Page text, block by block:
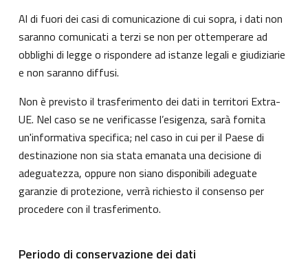
Al di fuori dei casi di comunicazione di cui sopra, i dati non
saranno comunicati a terzi se non per ottemperare ad
obblighi di legge o rispondere ad istanze legali e giudiziarie
e non saranno diffusi.
Non è previsto il trasferimento dei dati in territori Extra-
UE. Nel caso se ne verificasse l’esigenza, sarà fornita
un'informativa specifica; nel caso in cui per il Paese di
destinazione non sia stata emanata una decisione di
adeguatezza, oppure non siano disponibili adeguate
garanzie di protezione, verrà richiesto il consenso per
procedere con il trasferimento.
Periodo di conservazione dei dati